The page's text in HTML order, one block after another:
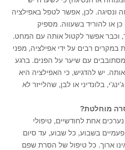
ונסיגה. לכן, אפשר לטפל באפילציה
כן או להוריד בשעווה. מספיק
וכבר אפשר לקטול אותה עם המחט.
רבים על ידי אפילציה, מפני
עם שיער על הפנים. ברגע
יש להדגיש, כי האפילציה היא
בלונדיני או לבן, שהלייזר לא
מוחלטת?
נערכים אחת לחודשיים, טיפולי
בשבוע, כל שבוע, עד סיום
ארוך. כל טיפול של הסרת שפם